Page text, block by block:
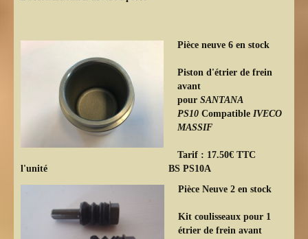
Pièce neuve 6 en stock
Piston d'étrier de frein
avant
pour SANTANA
PS10 Compatible IVECO
MASSIF
Tarif : 17.50€ TTC
l'unité BS PS10A
Pièce Neuve 2 en stock
Kit coulisseaux pour 1
étrier de frein avant